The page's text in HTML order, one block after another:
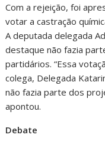
Com a rejeição, foi
votar a castração
A deputada delegada
destaque não fazia
partidários. “Essa
colega, Delegada
não fazia parte dos
apontou.
Debate